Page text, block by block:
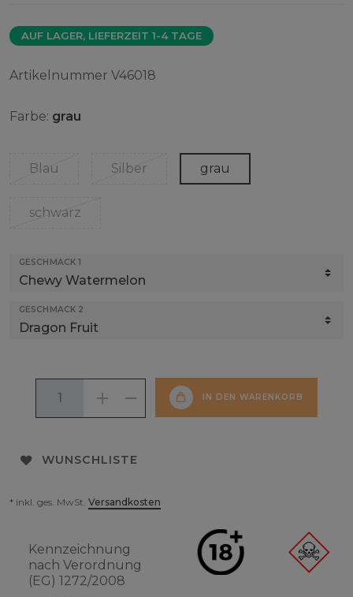
AUF LAGER, LIEFERZEIT 1-4 TAGE
Artikelnummer V46018
Farbe: grau
Blau Silber grau
schwarz
GESCHMACK 1
GESCHMACK 2
IN DEN WARENKORB
WUNSCHLISTE
* inkl. ges. MwSt. Versandkosten
Kennzeichnung
nach Verordnung
(EG) 1272/2008